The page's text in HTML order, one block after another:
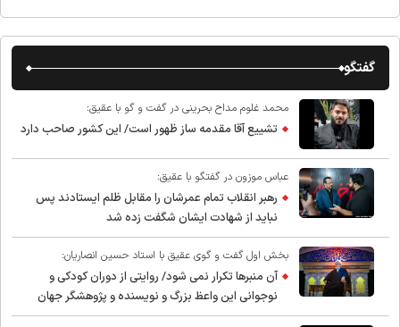
گفتگو
محمد غلوم مداح بحرینی در گفت و گو با عقیق:
تشییع آقا مقدمه ساز ظهور است/ این کشور صاحب دارد
عباس موزون در گفتگو با عقیق:
رهبر انقلاب تمام عمرشان را مقابل ظلم ایستادند پس
نباید از شهادت ایشان شگفت زده شد
بخش اول گفت و گوی عقیق با استاد حسین انصاریان:
آن منبرها تکرار نمی شود/ روایتی از دوران کودکی و
نوجوانی این واعظ بزرگ و نویسنده و پژوهشگر جهان
اسلام